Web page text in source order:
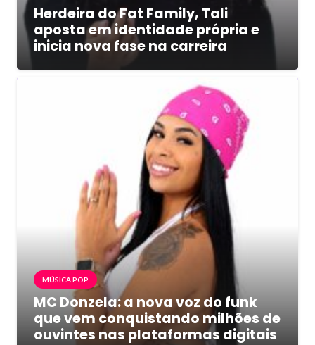
Herdeira do Fat Family, Tali
aposta em identidade própria e
inicia nova fase na carreira
MÚSICA POP
MC Donzela: a nova voz do funk
que vem conquistando milhões de
ouvintes nas plataformas digitais